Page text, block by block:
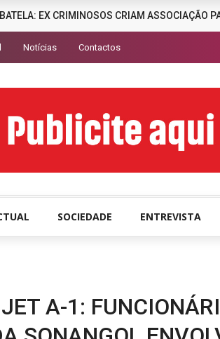
EX CRIMINOSOS CRIAM ASSOCIAÇÃO
Notícias Contactos
SOCIEDADE ENTREVISTA
A-1: